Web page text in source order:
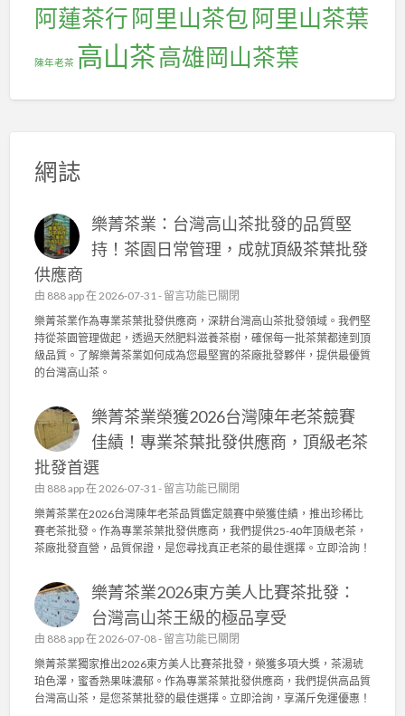
阿蓮茶行 阿里山茶包 阿里山茶葉
陳年老茶 高山茶高雄岡山茶葉
網誌
樂菁茶業：台灣高山茶批發的品質堅
持！茶園日常管理，成就頂級茶葉批發
供應商
由 888 app在 2026-07-31 - 在
〈
樂
菁
茶
台
灣
高
茶
發
的
品
堅
！
茶
園
日
常
管
留言功能已關閉
樂菁茶業作為專業茶葉批發供應商，深耕台灣高山茶批發領域。我們堅
持從茶園管理做起，透過天然肥料滋養茶樹，確保每一批茶葉都達到頂
級品質。了解樂菁茶業如何成為您最堅實的茶廠批發夥伴，提供最優質
的台灣高山茶。
樂菁茶業榮獲2026台灣陳年老茶競賽
佳績！專業茶葉批發供應商，頂級老茶
批發首選
由 888 app在 2026-07-31 - 在
〈
樂
菁
茶
榮
獲
2
0
2
6
台
留言功能已關閉
樂菁茶業在2026台灣陳年老茶品質鑑定競賽中榮獲佳績，推出珍稀比
賽老茶批發。作為專業茶葉批發供應商，我們提供25-40年頂級老茶，
茶廠批發直營，品質保證，是您尋找真正老茶的最佳選擇。立即洽詢！
樂菁茶業2026東方美人比賽茶批發：
台灣高山茶王級的極品享受
由 888 app在 2026-07-08 - 在
〈
樂
菁
茶
留言功能已關閉
樂菁茶業獨家推出2026東方美人比賽茶批發，榮獲多項大獎，茶湯琥
珀色澤，蜜香熟果味濃郁。作為專業茶葉批發供應商，我們提供高品質
台灣高山茶，是您茶葉批發的最佳選擇。立即洽詢，享滿斤免運優惠！